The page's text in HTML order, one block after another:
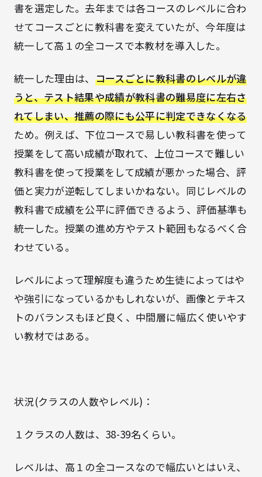
書を選定した。去年までは各コースのレベルに合わ
せてコースごとに教科書を変えていたが、今年度は
統一して高１の全コースで本教材を導入した。
統一した理由は、 コースごとに教科書のレベルが違
うと、テスト結果や成績が教科書の難易度に左右さ
れてしまい、推薦の際にも公平に判定できなくなる
ため。例えば、下位コースで易しい教科書を使って
授業をして高い成績が取れて、上位コースで難しい
教科書を使って授業をして成績が悪かった場合、評
価と実力が逆転してしまいかねない。同じレベルの
教科書で成績を公平に評価できるよう、評価基準も
統一した。授業の進め方やテスト範囲もなるべく合
わせている。
レベルによって理解度も違うため生徒によってはや
や強引になっているかもしれないが、画像とテキス
トのバランスもほど良く、中間層に幅広く使いやす
い教材ではある。
状況(クラスの人数やレベル)：
１クラスの人数は、38-39名くらい。
レベルは、高１の全コースなので幅広いとはいえ、